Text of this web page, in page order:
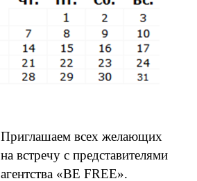
Приглашаем всех желающих
на встречу с представителями
агентства «BE FREE».